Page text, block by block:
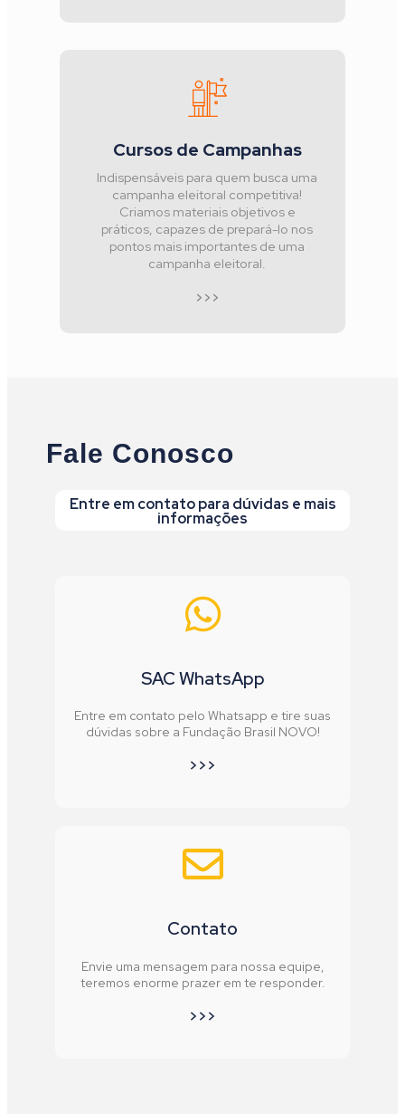
Cursos de Campanhas
Indispensáveis para quem busca uma
campanha eleitoral competitiva!
Criamos materiais objetivos e
práticos, capazes de prepará-lo nos
pontos mais importantes de uma
campanha eleitoral.
>>>
Fale Conosco
Entre em contato para dúvidas e mais
informações
SAC WhatsApp
Entre em contato pelo Whatsapp e tire suas
dúvidas sobre a Fundação Brasil NOVO!
>>>
Contato
Envie uma mensagem para nossa equipe,
teremos enorme prazer em te responder.
>>>